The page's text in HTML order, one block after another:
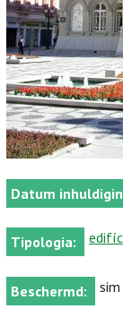
Datum
Tipologia:
Beschermd: sim